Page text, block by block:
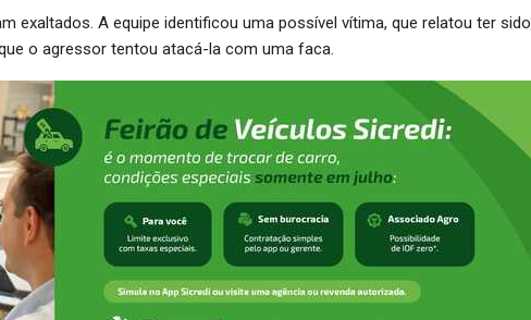
exaltados. A equipe identificou uma possível vítima, que relatou ter sido
o agressor tentou atacá-la com uma faca.